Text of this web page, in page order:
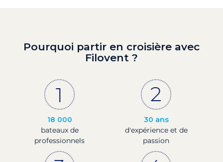
Pourquoi partir en croisière avec
Filovent ?
18 000
bateaux de
professionnels
30 ans
d'expérience et de
passion